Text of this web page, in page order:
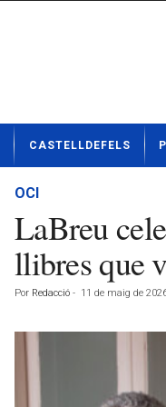
t
CASTELLDEFELS
OCI
LaBreu
llibres que
Por Redacció - 11 de maig de